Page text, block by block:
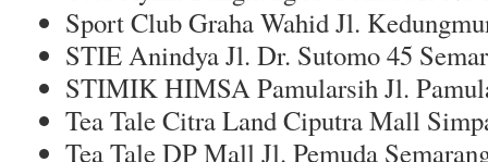
Sport Club Graha Wahid Jl.
STIE Anindya Jl. Dr. Sutomo 45
STIMIK HIMSA Pamularsih Jl.
Tea Tale Citra Land Ciputra Mall
Tea Tale DP Mall Jl. Pemuda